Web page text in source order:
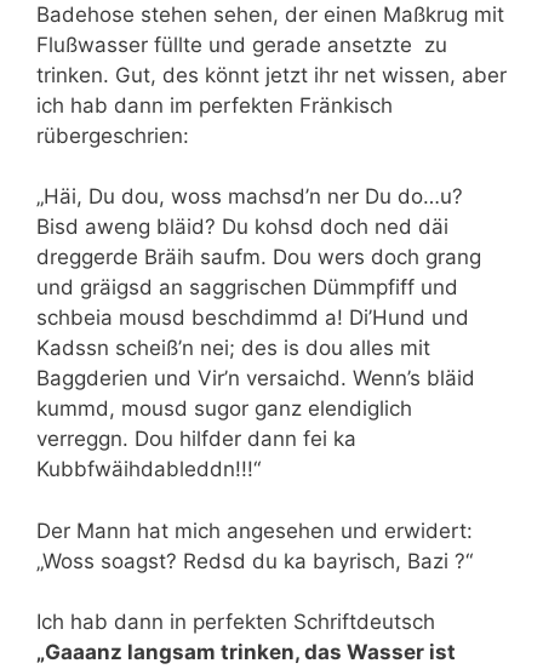
Badehose stehen sehen, der einen Maßkrug mit
Flußwasser füllte und gerade ansetzte zu
trinken. Gut, des könnt jetzt ihr net wissen, aber
ich hab dann im perfekten Fränkisch
rübergeschrien:
„Häi, Du dou, woss machsd’n ner Du do…u?
Bisd aweng bläid? Du kohsd doch ned däi
dreggerde Bräih saufm. Dou wers doch grang
und gräigsd an saggrischen Dümmpfiff und
schbeia mousd beschdimmd a! Di’Hund und
Kadssn scheiß’n nei; des is dou alles mit
Baggderien und Vir’n versaichd. Wenn’s bläid
kummd, mousd sugor ganz elendiglich
verreggn. Dou hilfder dann fei ka
Kubbfwäihdableddn!!!“
Der Mann hat mich angesehen und erwidert:
„Woss soagst? Redsd du ka bayrisch, Bazi ?“
Ich hab dann in perfekten Schriftdeutsch
„Gaaanz langsam trinken, das Wasser ist